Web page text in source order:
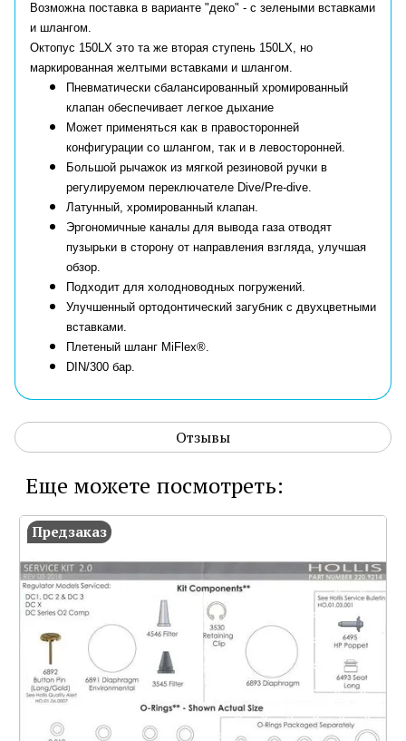
Возможна поставка в варианте "деко" - с зелеными вставками
и шлангом.
Октопус 150LX это та же вторая ступень 150LX, но
маркированная желтыми вставками и шлангом.
Пневматически сбалансированный хромированный
клапан обеспечивает легкое дыхание
Может применяться как в правосторонней
конфигурации со шлангом, так и в левосторонней.
Большой рычажок из мягкой резиновой ручки в
регулируемом переключателе Dive/Pre-dive.
Латунный, хромированный клапан.
Эргономичные каналы для вывода газа отводят
пузырьки в сторону от направления взгляда, улучшая
обзор.
Подходит для холодноводных погружений.
Улучшенный ортодонтический загубник с двухцветными
вставками.
Плетеный шланг MiFlex®.
DIN/300 бар.
Отзывы
Еще можете посмотреть:
Предзаказ